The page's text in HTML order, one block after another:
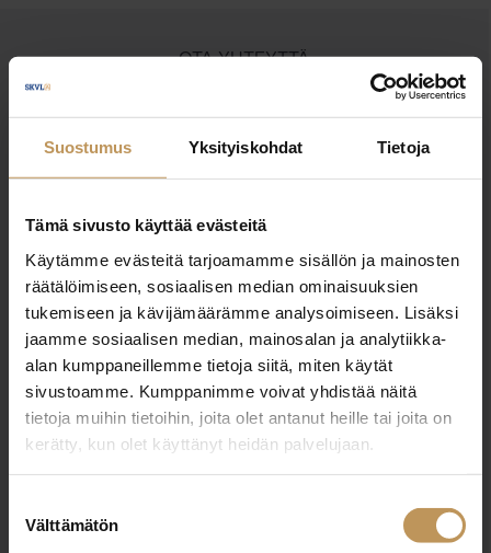
Suostumus Yksityiskohdat Tietoja
Tämä sivusto käyttää evästeitä
Käytämme evästeitä tarjoamamme sisällön ja mainosten
räätälöimiseen, sosiaalisen median ominaisuuksien
tukemiseen ja kävijämäärämme analysoimiseen. Lisäksi
jaamme sosiaalisen median, mainosalan ja analytiikka-
alan kumppaneillemme tietoja siitä, miten käytät
sivustoamme. Kumppanimme voivat yhdistää näitä
tietoja muihin tietoihin, joita olet antanut heille tai joita on
kerätty, kun olet käyttänyt heidän palvelujaan.
valinta
Välttämätön
OTA YHTEYTTÄ
asuntoasioissa?
Maj-Lis Erola
+358444250263
maj-lis.erola@taigalkv.fi